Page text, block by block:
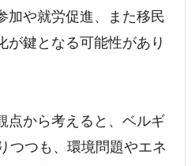
加や就労促進、また移民
が鍵となる可能性があり
点から考えると、ベルギ
つつも、環境問題やエネ